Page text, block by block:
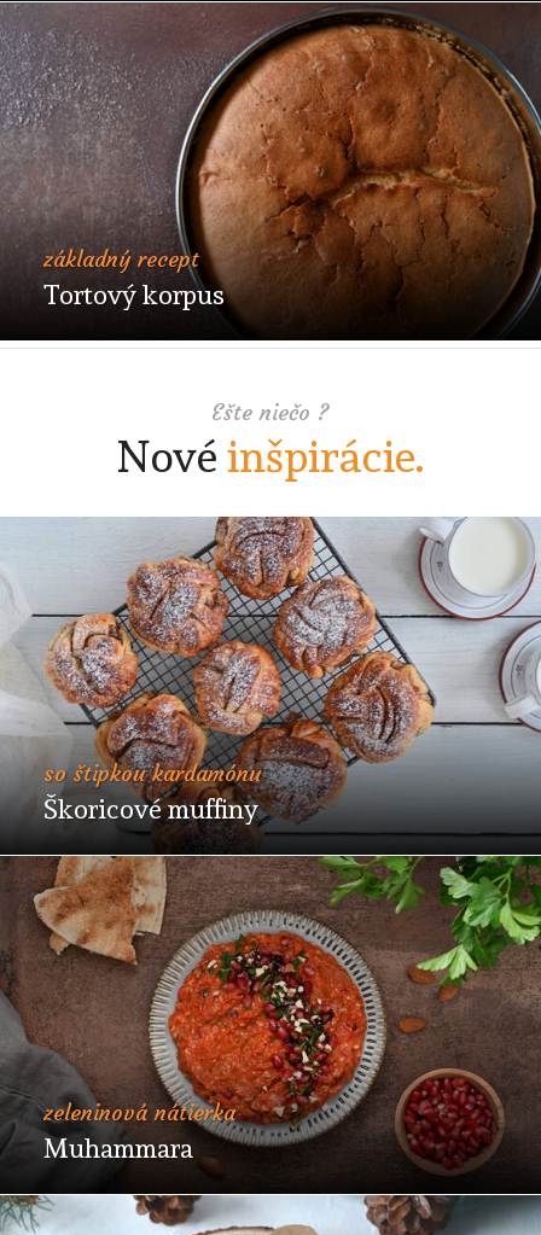
základný recept
Tortový korpus
Ešte niečo ?
Nové inšpirácie.
so štipkou kardamónu
Škoricové muffiny
zeleninová nátierka
Muhammara